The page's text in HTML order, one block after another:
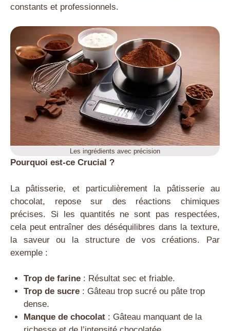
constants et professionnels.
Les ingrédients avec précision
Pourquoi est-ce Crucial ?
La pâtisserie, et particulièrement la pâtisserie au
chocolat, repose sur des réactions chimiques
précises. Si les quantités ne sont pas respectées,
cela peut entraîner des déséquilibres dans la texture,
la saveur ou la structure de vos créations. Par
exemple :
Trop de farine: Résultat sec et friable.
Trop de sucre: Gâteau trop sucré ou pâte trop
dense.
Manque de chocolat: Gâteau manquant de la